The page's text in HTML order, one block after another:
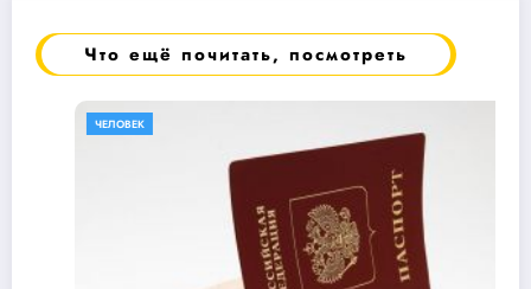
Что ещё почитать, посмотреть
ЧЕЛОВЕК